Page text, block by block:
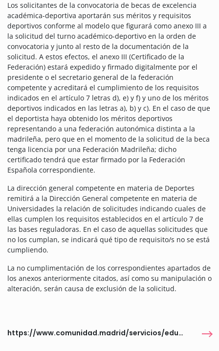
Los solicitantes de la convocatoria de becas de excelencia
académica-deportiva aportarán sus méritos y requisitos
deportivos conforme al modelo que figurará como anexo III a
la solicitud del turno académico-deportivo en la orden de
convocatoria y junto al resto de la documentación de la
solicitud. A estos efectos, el anexo III (Certificado de la
Federación) estará expedido y firmado digitalmente por el
presidente o el secretario general de la federación
competente y acreditará el cumplimiento de los requisitos
indicados en el artículo 7 letras d), e) y f) y uno de los méritos
deportivos indicados en las letras a), b) y c). En el caso de que
el deportista haya obtenido los méritos deportivos
representando a una federación autonómica distinta a la
madrileña, pero que en el momento de la solicitud de la beca
tenga licencia por una Federación Madrileña; dicho
certificado tendrá que estar firmado por la Federación
Española correspondiente.
La dirección general competente en materia de Deportes
remitirá a la Dirección General competente en materia de
Universidades la relación de solicitudes indicando cuales de
ellas cumplen los requisitos establecidos en el artículo 7 de
las bases reguladoras. En el caso de aquellas solicitudes que
no los cumplan, se indicará qué tipo de requisito/s no se está
cumpliendo.
La no cumplimentación de los correspondientes apartados de
los anexos anteriormente citados, así como su manipulación o
alteración, serán causa de exclusión de la solicitud.
https://www.comunidad.madrid/servicios/educacion/becas-excelencia-universitarios